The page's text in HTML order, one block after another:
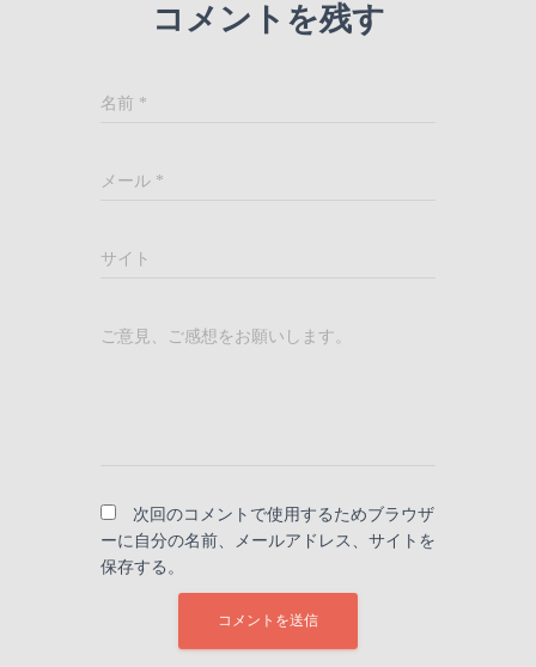
コメントを残す
名前 *
メール *
サイト
ご意見、ご感想をお願いします。
次回のコメントで使用するためブラウザ
ーに自分の名前、メールアドレス、サイトを
保存する。